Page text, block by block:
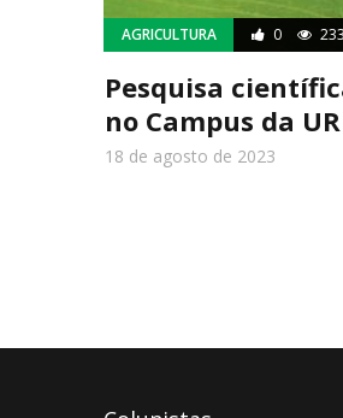
AGRICULTURA 0
Pesquisa
no Campus da
18 de agosto de 2023